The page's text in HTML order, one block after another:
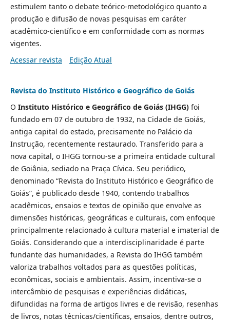
estimulem tanto o debate teórico-metodológico quanto a
produção e difusão de novas pesquisas em caráter
acadêmico-científico e em conformidade com as normas
vigentes.
Acessar revista
Edição Atual
Revista do Instituto Histórico e Geográfico de Goiás
O Instituto Histórico e Geográfico de Goiás (IHGG)foi
fundado em 07 de outubro de 1932, na Cidade de Goiás,
antiga capital do estado, precisamente no Palácio da
Instrução, recentemente restaurado. Transferido para a
nova capital, o IHGG tornou-se a primeira entidade cultural
de Goiânia, sediado na Praça Cívica. Seu periódico,
denominado “Revista do Instituto Histórico e Geográfico de
Goiás”, é publicado desde 1940, contendo trabalhos
acadêmicos, ensaios e textos de opinião que envolve as
dimensões históricas, geográficas e culturais, com enfoque
principalmente relacionado à cultura material e imaterial de
Goiás. Considerando que a interdisciplinaridade é parte
fundante das humanidades, a Revista do IHGG também
valoriza trabalhos voltados para as questões políticas,
econômicas, sociais e ambientais. Assim, incentiva-se o
intercâmbio de pesquisas e experiências didáticas,
difundidas na forma de artigos livres e de revisão, resenhas
de livros, notas técnicas/científicas, ensaios, dentre outros,